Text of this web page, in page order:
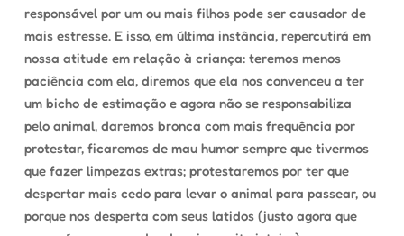
responsável por um ou mais filhos pode ser causador de
mais estresse. E isso, em última instância, repercutirá em
nossa atitude em relação à criança: teremos menos
paciência com ela, diremos que ela nos convenceu a ter
um bicho de estimação e agora não se responsabiliza
pelo animal, daremos bronca com mais frequência por
protestar, ficaremos de mau humor sempre que tivermos
que fazer limpezas extras; protestaremos por ter que
despertar mais cedo para levar o animal para passear, ou
porque nos desperta com seus latidos (justo agora que